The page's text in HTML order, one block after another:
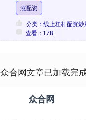
星电子会长李在镕不
宣判，....
涨配资
分类：线上杠杆配资炒
查看：178
众合网文章已加载完
众合网